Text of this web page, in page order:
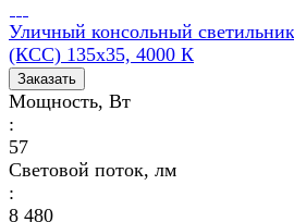
Уличный консольный
(КСС) 135х35, 4000 К
Заказать
Мощность, Вт
:
57
Световой поток, лм
:
8 480